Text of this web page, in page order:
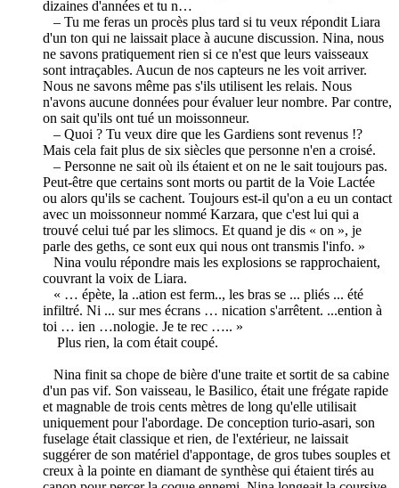
dizaines d'années et tu n…
– Tu me feras un procès plus tard si tu veux répondit Liara
d'un ton qui ne laissait place à aucune discussion. Nina, nous
ne savons pratiquement rien si ce n'est que leurs vaisseaux
sont intraçables. Aucun de nos capteurs ne les voit arriver.
Nous ne savons même pas s'ils utilisent les relais. Nous
n'avons aucune données pour évaluer leur nombre. Par contre,
on sait qu'ils ont tué un moissonneur.
– Quoi ? Tu veux dire que les Gardiens sont revenus !?
Mais cela fait plus de six siècles que personne n'en a croisé.
– Personne ne sait où ils étaient et on ne le sait toujours pas.
Peut-être que certains sont morts ou partit de la Voie Lactée
ou alors qu'ils se cachent. Toujours est-il qu'on a eu un contact
avec un moissonneur nommé Karzara, que c'est lui qui a
trouvé celui tué par les slimocs. Et quand je dis « on », je
parle des geths, ce sont eux qui nous ont transmis l'info. »
Nina voulu répondre mais les explosions se rapprochaient,
couvrant la voix de Liara.
« … épète, la ..ation est ferm.., les bras se ... pliés ... été
infiltré. Ni ... sur mes écrans … nication s'arrêtent. ...ention à
toi … ien …nologie. Je te rec ….. »
Plus rien, la com était coupé.
Nina finit sa chope de bière d'une traite et sortit de sa cabine
d'un pas vif. Son vaisseau, le Basilico, était une frégate rapide
et magnable de trois cents mètres de long qu'elle utilisait
uniquement pour l'abordage. De conception turio-asari, son
fuselage était classique et rien, de l'extérieur, ne laissait
suggérer de son matériel d'appontage, de gros tubes souples et
creux à la pointe en diamant de synthèse qui étaient tirés au